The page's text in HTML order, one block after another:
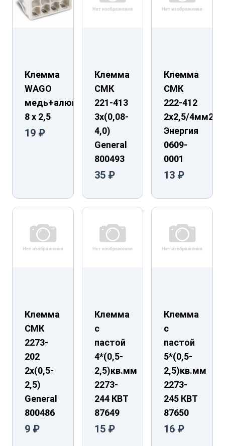
Клемма
WAGO
медь+алюминий
8 х 2,5
19 ₽
Клемма
СМК
221-413
3х(0,08-
4,0)
General
800493
35 ₽
Клемма
СМК
222-412
2х2,5/4мм2
Энергия
0609-
0001
13 ₽
Клемма
СМК
2273-
202
2х(0,5-
2,5)
General
800486
9 ₽
Клемма
с
пастой
4*(0,5-
2,5)кв.мм
2273-
244 КВТ
87649
15 ₽
Клемма
с
пастой
5*(0,5-
2,5)кв.мм
2273-
245 КВТ
87650
16 ₽